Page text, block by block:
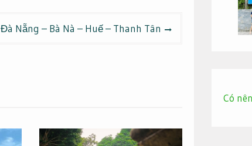
Đà Nẵng – Bà Nà – Huế – Thanh Tân
Có